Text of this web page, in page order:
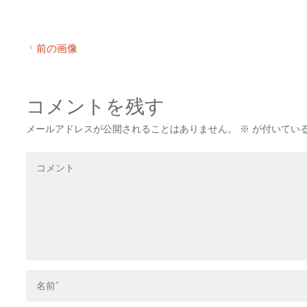
前の画像
コメントを残す
メールアドレスが公開されることはありません。 ※ が付いてい